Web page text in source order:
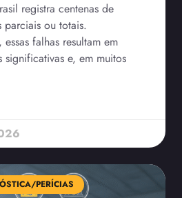
registra centenas de
parciais ou totais.
falhas resultam em
significativas e, em muitos
PERÍCIAS